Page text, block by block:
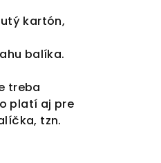
kartón,
balíka.
treba
platí aj pre
tzn.